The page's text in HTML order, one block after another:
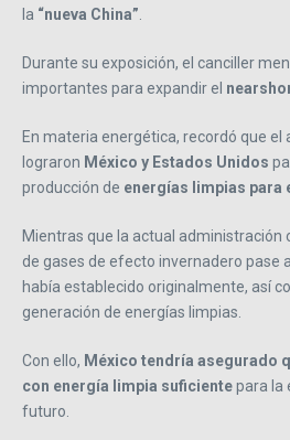
la “nueva China”.
Durante su exposición, el canciller
importantes para expandir el
En materia energética, recordó que el
lograron México y Estados Unidos
producción de energías limpias para
Mientras que la actual administración
de gases de efecto invernadero pase a
había establecido originalmente, así
generación de energías limpias.
Con ello, México tendría asegurado
con energía limpia suficientepara la
futuro.